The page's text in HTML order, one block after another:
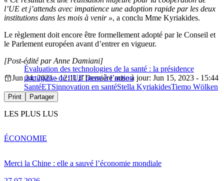
l’UE et j’attends avec impatience une adoption rapide par les deux
institutions dans les mois à venir », a conclu Mme Kyriakides.
Le règlement doit encore être formellement adopté par le Conseil et
le Parlement européen avant d’entrer en vigueur.
Évaluation des technologies de la santé : la présidence
portugaise de l’UE passe à l’action
[Post-édité par Anne Damiani]
Jun 24, 2021 - 12:11
Dernière mise à jour: Jun 15, 2023 - 15:44
SantéETSinnovation en santéStella KyriakidesTiemo Wölken
Print Partager
LES PLUS LUS
Merci la Chine : elle a sauvé l’économie mondiale
ÉCONOMIE